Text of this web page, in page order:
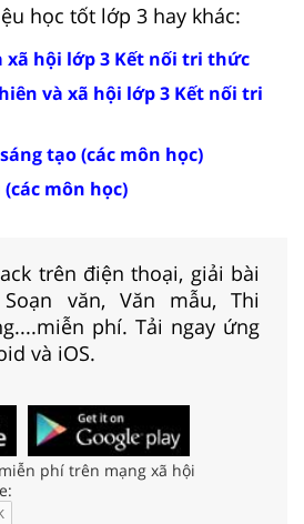
học tốt lớp 3 hay khác:
xã hội lớp 3 Kết nối tri thức
và xã hội lớp 3 Kết nối tri
tạo (các môn học)
môn học)
trên điện thoại, giải bài
văn, Văn mẫu, Thi
phí. Tải ngay ứng
và iOS.
phí trên mạng xã hội